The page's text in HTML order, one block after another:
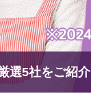
選5社をご紹介